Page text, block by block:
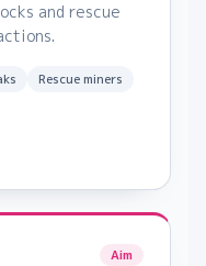
and rescue
Rescue miners
Aim